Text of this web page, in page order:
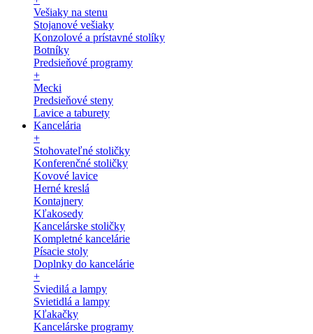
Vešiaky na stenu
Stojanové vešiaky
Konzolové a prístavné stolíky
Botníky
Predsieňové programy
+
Mecki
Predsieňové steny
Lavice a taburety
Kancelária
+
Stohovateľné stoličky
Konferenčné stoličky
Kovové lavice
Herné kreslá
Kontajnery
Kľakosedy
Kancelárske stoličky
Kompletné kancelárie
Písacie stoly
Doplnky do kancelárie
+
Sviedilá a lampy
Svietidlá a lampy
Kľakačky
Kancelárske programy